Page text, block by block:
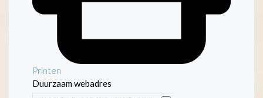
Printen
Duurzaam webadres